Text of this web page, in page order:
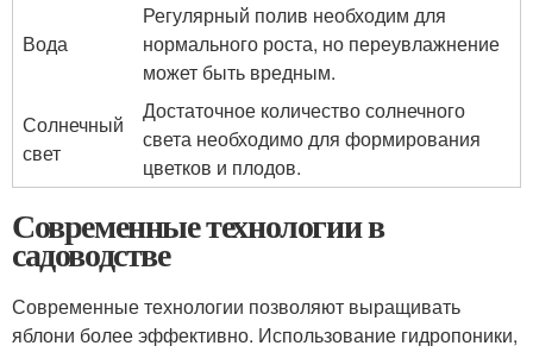
Вода
Регулярный полив необходим для
нормального роста, но переувлажнение
может быть вредным.
Солнечный
свет
Достаточное количество солнечного
света необходимо для формирования
цветков и плодов.
Современные технологии в
садоводстве
Современные технологии позволяют выращивать
яблони более эффективно. Использование гидропоники,